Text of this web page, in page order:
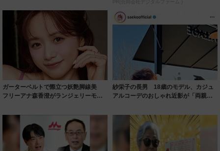
PR(合同会社デジタルファーム )
ガーターベルトで際立つ妖艶脚線美
フリーアナ森香澄がランジェリーモデ
紗栄子の長男 18歳のモデル、カジュ
アルコーデのおしゃれ近影が「両親の